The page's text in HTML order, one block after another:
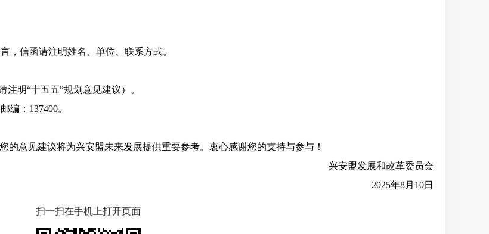
，信函请注明姓名、单位、联系方式。
注明“十五五”规划意见建议）。
邮编： 137400。
的意见建议将为兴安盟未来发展提供重要参考。衷心感谢您的支持与参与！
兴安盟发展和改革委员会
2025年8月 10日
扫一扫在手机上打开页面